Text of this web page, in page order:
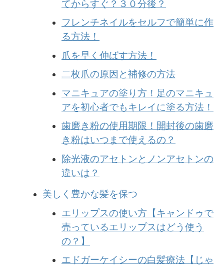
てからすぐ？３０分後？
フレンチネイルをセルフで簡単に作
る方法！
爪を早く伸ばす方法！
二枚爪の原因と補修の方法
マニキュアの塗り方！足のマニキュ
アを初心者でもキレイに塗る方法！
歯磨き粉の使用期限！開封後の歯磨
き粉はいつまで使えるの？
除光液のアセトンとノンアセトンの
違いは？
美しく豊かな髪を保つ
エリップスの使い方【キャンドゥで
売っているエリップスはどう使う
の？】
エドガーケイシーの白髪療法【じゃ